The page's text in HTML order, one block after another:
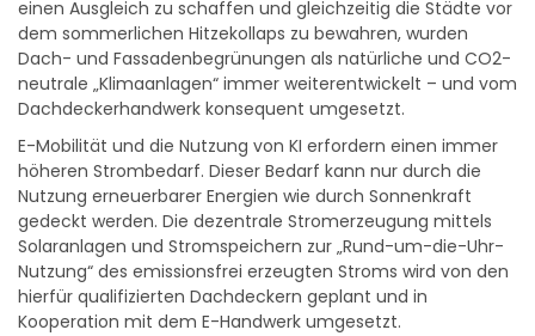
einen Ausgleich zu schaffen und gleichzeitig die Städte vor
dem sommerlichen Hitzekollaps zu bewahren, wurden
Dach- und Fassadenbegrünungen als natürliche und CO2-
neutrale „Klimaanlagen“ immer weiterentwickelt – und vom
Dachdeckerhandwerk konsequent umgesetzt.
E-Mobilität und die Nutzung von KI erfordern einen immer
höheren Strombedarf. Dieser Bedarf kann nur durch die
Nutzung erneuerbarer Energien wie durch Sonnenkraft
gedeckt werden. Die dezentrale Stromerzeugung mittels
Solaranlagen und Stromspeichern zur „Rund-um-die-Uhr-
Nutzung“ des emissionsfrei erzeugten Stroms wird von den
hierfür qualifizierten Dachdeckern geplant und in
Kooperation mit dem E-Handwerk umgesetzt.